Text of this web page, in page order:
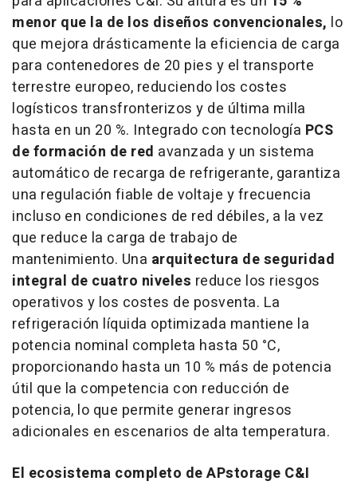
menor que la de los diseños convencionales, lo
que mejora drásticamente la eficiencia de carga
para contenedores de 20 pies y el transporte
terrestre europeo, reduciendo los costes
logísticos transfronterizos y de última milla
hasta en un 20 %. Integrado con tecnología PCS
de formación de red avanzada y un sistema
automático de recarga de refrigerante, garantiza
una regulación fiable de voltaje y frecuencia
incluso en condiciones de red débiles, a la vez
que reduce la carga de trabajo de
mantenimiento. Una arquitectura de seguridad
integral de cuatro niveles reduce los riesgos
operativos y los costes de posventa. La
refrigeración líquida optimizada mantiene la
potencia nominal completa hasta 50 °C,
proporcionando hasta un 10 % más de potencia
útil que la competencia con reducción de
potencia, lo que permite generar ingresos
adicionales en escenarios de alta temperatura.
El ecosistema completo de APstorage C&I